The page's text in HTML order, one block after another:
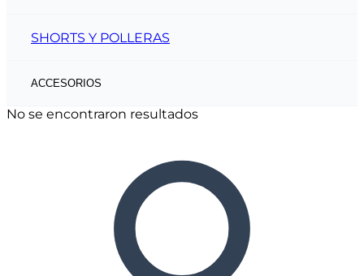
SHORTS Y POLLERAS
ACCESORIOS
No se encontraron resultados